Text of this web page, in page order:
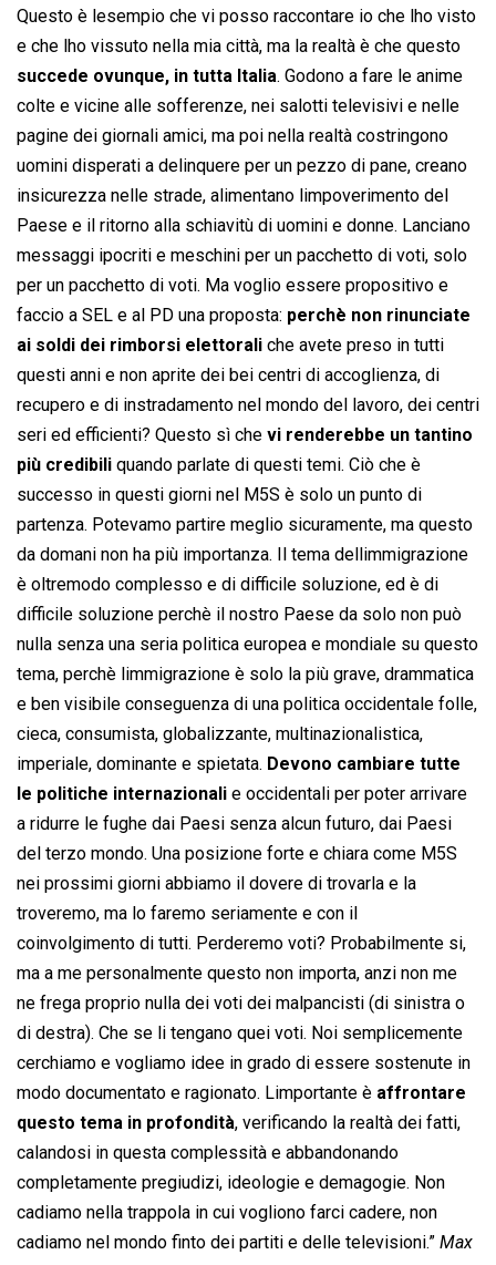
Questo è lesempio che vi posso raccontare io che lho visto
e che lho vissuto nella mia città, ma la realtà è che questo
succede ovunque, in tutta Italia. Godono a fare le anime
colte e vicine alle sofferenze, nei salotti televisivi e nelle
pagine dei giornali amici, ma poi nella realtà costringono
uomini disperati a delinquere per un pezzo di pane, creano
insicurezza nelle strade, alimentano limpoverimento del
Paese e il ritorno alla schiavitù di uomini e donne. Lanciano
messaggi ipocriti e meschini per un pacchetto di voti, solo
per un pacchetto di voti. Ma voglio essere propositivo e
faccio a SEL e al PD una proposta: perchè non rinunciate
ai soldi dei rimborsi elettorali che avete preso in tutti
questi anni e non aprite dei bei centri di accoglienza, di
recupero e di instradamento nel mondo del lavoro, dei centri
seri ed efficienti? Questo sì che vi renderebbe un tantino
più credibili quando parlate di questi temi. Ciò che è
successo in questi giorni nel M5S è solo un punto di
partenza. Potevamo partire meglio sicuramente, ma questo
da domani non ha più importanza. Il tema dellimmigrazione
è oltremodo complesso e di difficile soluzione, ed è di
difficile soluzione perchè il nostro Paese da solo non può
nulla senza una seria politica europea e mondiale su questo
tema, perchè limmigrazione è solo la più grave, drammatica
e ben visibile conseguenza di una politica occidentale folle,
cieca, consumista, globalizzante, multinazionalistica,
imperiale, dominante e spietata. Devono cambiare tutte
le politiche internazionali e occidentali per poter arrivare
a ridurre le fughe dai Paesi senza alcun futuro, dai Paesi
del terzo mondo. Una posizione forte e chiara come M5S
nei prossimi giorni abbiamo il dovere di trovarla e la
troveremo, ma lo faremo seriamente e con il
coinvolgimento di tutti. Perderemo voti? Probabilmente si,
ma a me personalmente questo non importa, anzi non me
ne frega proprio nulla dei voti dei malpancisti (di sinistra o
di destra). Che se li tengano quei voti. Noi semplicemente
cerchiamo e vogliamo idee in grado di essere sostenute in
modo documentato e ragionato. Limportante è affrontare
questo tema in profondità, verificando la realtà dei fatti,
calandosi in questa complessità e abbandonando
completamente pregiudizi, ideologie e demagogie. Non
cadiamo nella trappola in cui vogliono farci cadere, non
cadiamo nel mondo finto dei partiti e delle televisioni.” Max